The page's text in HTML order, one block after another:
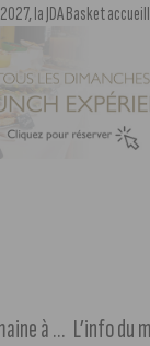
2027, la JDA Basket
La météo pour la semaine à venir